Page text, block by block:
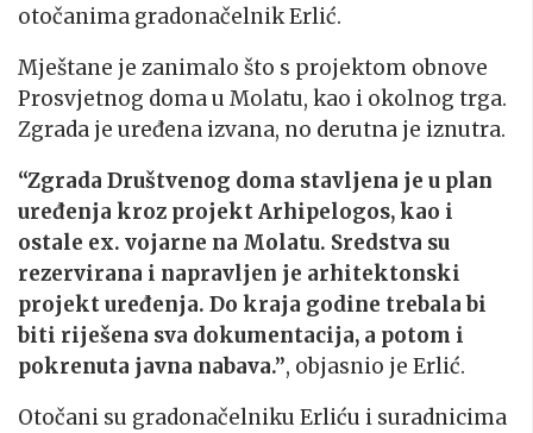
otočanima gradonačelnik Erlić.
Mještane je zanimalo što s projektom obnove
Prosvjetnog doma u Molatu, kao i okolnog trga.
Zgrada je uređena izvana, no derutna je iznutra.
“Zgrada Društvenog doma stavljena je u plan
uređenja kroz projekt Arhipelogos, kao i
ostale ex. vojarne na Molatu. Sredstva su
rezervirana i napravljen je arhitektonski
projekt uređenja. Do kraja godine trebala bi
biti riješena sva dokumentacija, a potom i
pokrenuta javna nabava.”, objasnio je Erlić.
Otočani su gradonačelniku Erliću i suradnicima